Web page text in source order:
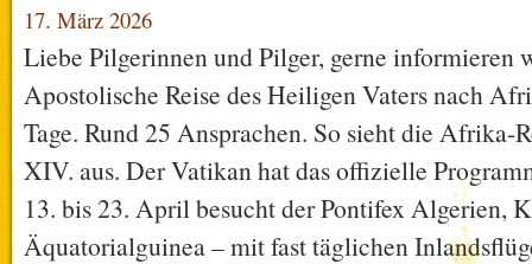
17. März 2026
Liebe Pilgerinnen und Pilger, gerne informieren
Apostolische Reise des Heiligen Vaters nach
Tage. Rund 25 Ansprachen. So sieht die Afrika-
XIV. aus. Der Vatikan hat das offizielle
13. bis 23. April besucht der Pontifex Algerien,
Äquatorialguinea – mit fast täglichen